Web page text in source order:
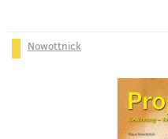
Nowottnick